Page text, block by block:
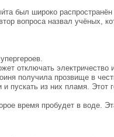
был широко распространён
вопроса назвал учёных,
отключать электричество
получила прозвище в
пускать из них пламя. Этот
время пробудет в воде.